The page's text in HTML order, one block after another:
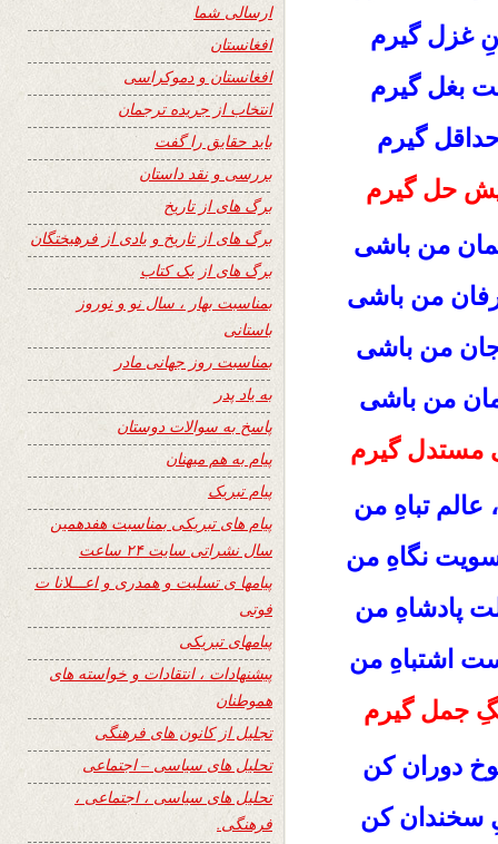
غزل گیرم
بغل گیرم
گیرم
حل گیرم
من باشی
من باشی
جان من باشی
من باشی
مستدل گیرم
عالم تباهِ من
سویت نگاهِ من
پادشاهِ من
اشتباهِ من
جمل گیرم
دوران کن
سخندان کن
ارسالی شما
افغانستان
افغانستان و دموکراسی
انتخاب از جریده ترجمان
باید حقایق را گفت
بررسی و نقد داستان
برگ های از تاریخ
برگ های از تاریخ و یادی از فرهیختگان
برگ های از یک کتاب
بمناسبت بهار ، سال نو و نوروز
باستانی
بمناسبت روز جهانی مادر
به یاد پدر
پاسخ به سوالات دوستان
پیام به هم میهنان
پیام تبریک
پیام های تبریکی بمناسبت هفدهمین
سال نشراتی سایت ۲۴ ساعت
پیامها ی تسلیت و همدری و اعـــلانا ت
فوتی
پیامهای تبریکی
پیشنهادات ، انتقادات و خواسته های
هموطنان
تجلیل از کانون های فرهنگی
تحلیل های سیاسی – اجتماعی
تحلیل های سیاسی ، اجتماعی ،
فرهنگی.